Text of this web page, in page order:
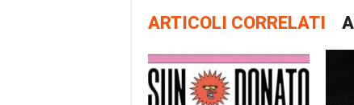
ARTICOLI CORRELATI